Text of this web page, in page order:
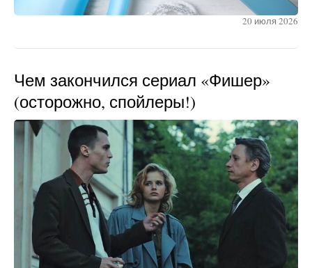
20 июля 2026
Чем закончился сериал «Фишер»
(осторожно, спойлеры!)